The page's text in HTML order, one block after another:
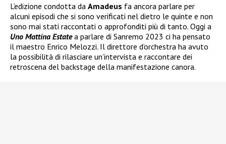
L’edizione condotta da Amadeus fa ancora parlare per
alcuni episodi che si sono verificati nel dietro le quinte e non
sono mai stati raccontati o approfonditi più di tanto. Oggi a
Uno Mattina Estatea parlare di Sanremo 2023 ci ha pensato
il maestro Enrico Melozzi. Il direttore d’orchestra ha avuto
la possibilità di rilasciare un’intervista e raccontare dei
retroscena del backstage della manifestazione canora.